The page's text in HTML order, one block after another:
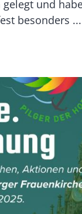
und
besonders ...